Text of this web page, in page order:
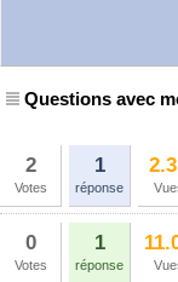
Questions avec
2
Votes
1
réponse
0
Votes
1
réponse